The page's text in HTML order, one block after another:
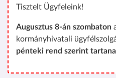
Tisztelt Ügyfeleink!
Augusztus 8-án szombaton
kormányhivatali
pénteki rend szerint